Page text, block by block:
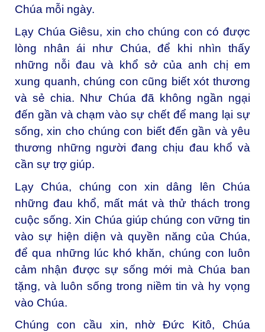
Chúa mỗi ngày.
Lạy Chúa Giêsu, xin cho chúng con có được
lòng nhân ái như Chúa, để khi nhìn thấy
những nỗi đau và khổ sở của anh chị em
xung quanh, chúng con cũng biết xót thương
và sẻ chia. Như Chúa đã không ngần ngại
đến gần và chạm vào sự chết để mang lại sự
sống, xin cho chúng con biết đến gần và yêu
thương những người đang chịu đau khổ và
cần sự trợ giúp.
Lạy Chúa, chúng con xin dâng lên Chúa
những đau khổ, mất mát và thử thách trong
cuộc sống. Xin Chúa giúp chúng con vững tin
vào sự hiện diện và quyền năng của Chúa,
để qua những lúc khó khăn, chúng con luôn
cảm nhận được sự sống mới mà Chúa ban
tặng, và luôn sống trong niềm tin và hy vọng
vào Chúa.
Chúng con cầu xin, nhờ Đức Kitô, Chúa